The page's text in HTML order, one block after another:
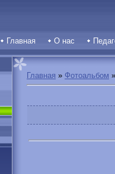
Главная О нас
Главная » Фотоальбом »